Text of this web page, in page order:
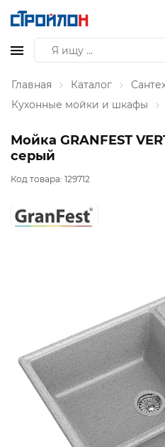
Главная Каталог
Кухонные мойки и шкафы
Мойка GRANFEST
серый
Код товара: 129712